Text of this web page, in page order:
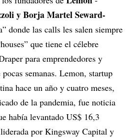
y Borja Martel Seward-
donde las calls les salen siempre
que tiene el célebre
para emprendedores y
semanas. Lemon, startup
hace un año y cuatro meses,
de la pandemia, fue noticia
había levantado US$ 16,3
por Kingsway Capital y